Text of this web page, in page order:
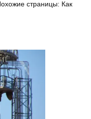
страницы: Как